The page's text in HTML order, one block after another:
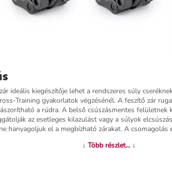
ideális kiegészítője lehet a rendszeres súly
Training gyakorlatok végzésénél. A feszítő zár
a rúdra. A belső csúszásmentes felületnek
az esetleges kilazulást vagy a súlyok
hanyagoljuk el a megbízható zárakat. A csomagolás
↓ Több részlet... ↓